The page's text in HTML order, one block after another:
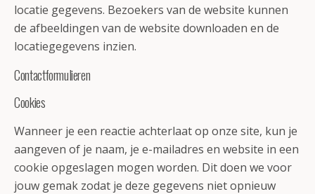
locatie gegevens. Bezoekers van de website kunnen
de afbeeldingen van de website downloaden en de
locatiegegevens inzien.
Contactformulieren
Cookies
Wanneer je een reactie achterlaat op onze site, kun je
aangeven of je naam, je e-mailadres en website in een
cookie opgeslagen mogen worden. Dit doen we voor
jouw gemak zodat je deze gegevens niet opnieuw